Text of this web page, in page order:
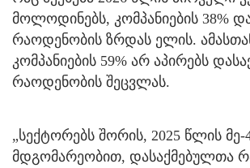
მოლოდინებს, კომპანიების 38%
რაოდენობის ზრდას ელის.
კომპანიების 59% არ აპირებს
რაოდენობის შეცვლას.
„სექტორებს შორის, 2025 წლის
მდგომარეობით, დასაქმებულთა